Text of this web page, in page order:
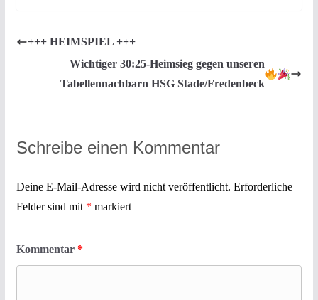
+++ HEIMSPIEL +++
Wichtiger 30:25-Heimsieg gegen unseren
Tabellennachbarn HSG Stade/Fredenbeck
Schreibe einen Kommentar
Deine E-Mail-Adresse wird nicht veröffentlicht. Erforderliche
Felder sind mit * markiert
Kommentar *